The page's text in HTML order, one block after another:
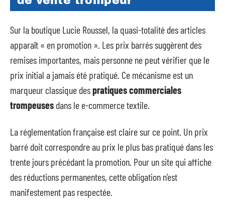
Sur la boutique Lucie Roussel, la quasi-totalité des articles
apparaît « en promotion ». Les prix barrés suggèrent des
remises importantes, mais personne ne peut vérifier que le
prix initial a jamais été pratiqué. Ce mécanisme est un
marqueur classique despratiques commerciales
trompeuses dans le e-commerce textile.
La réglementation française est claire sur ce point. Un prix
barré doit correspondre au prix le plus bas pratiqué dans les
trente jours précédant la promotion. Pour un site qui affiche
des réductions permanentes, cette obligation n’est
manifestement pas respectée.